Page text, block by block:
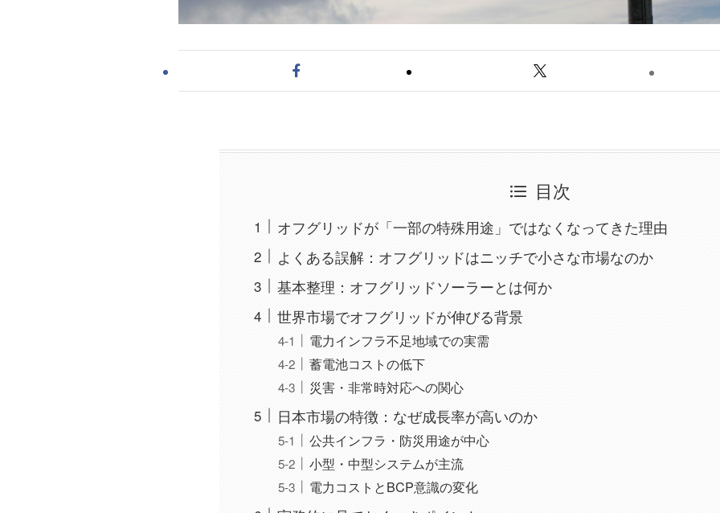
目次
オフグリッドが「一部の特殊用途」ではなくなってきた理由
よくある誤解：オフグリッドはニッチで小さな市場なのか
基本整理：オフグリッドソーラーとは何か
世界市場でオフグリッドが伸びる背景
電力インフラ不足地域での実需
蓄電池コストの低下
災害・非常時対応への関心
日本市場の特徴：なぜ成長率が高いのか
公共インフラ・防災用途が中心
小型・中型システムが主流
電力コストとBCP意識の変化